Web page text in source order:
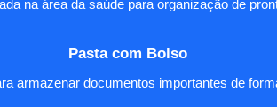
na área da saúde para organização de
Pasta com Bolso
armazenar documentos importantes de